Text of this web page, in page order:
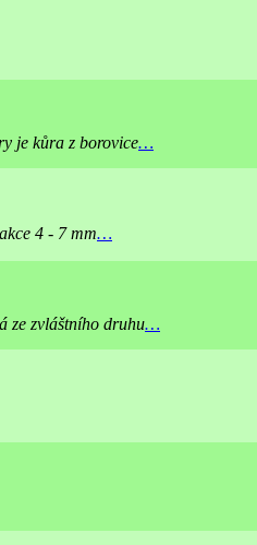
je kůra z borovice…
4 - 7 mm…
ze zvláštního druhu…